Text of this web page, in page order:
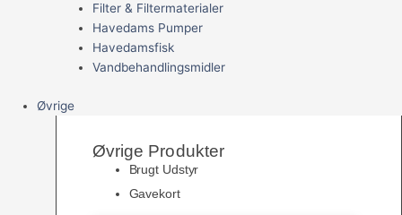
Filter & Filtermaterialer
Havedams Pumper
Havedamsfisk
Vandbehandlingsmidler
Øvrige
Øvrige Produkter
Brugt Udstyr
Gavekort